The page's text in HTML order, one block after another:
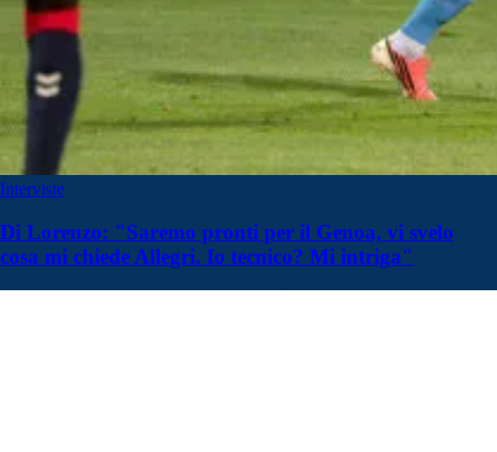
Interviste
Di Lorenzo: "Saremo pronti per il Genoa, vi svelo
cosa mi chiede Allegri. Io tecnico? Mi intriga"